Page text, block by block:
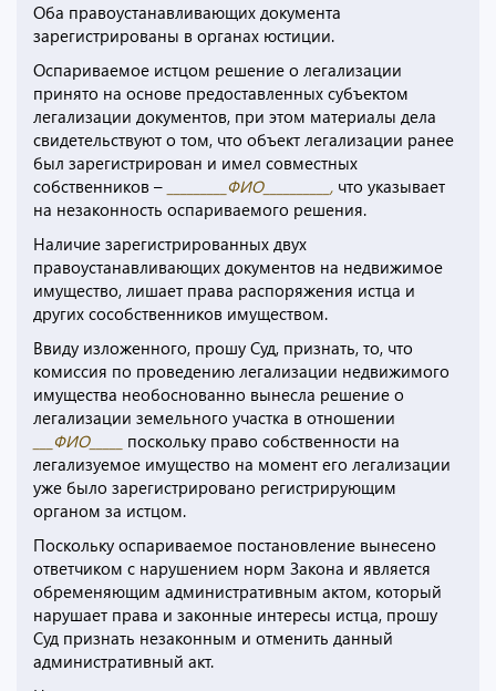
Оба правоустанавливающих документа
зарегистрированы в органах юстиции.
Оспариваемое истцом решение о легализации
принято на основе предоставленных субъектом
легализации документов, при этом материалы дела
свидетельствуют о том, что объект легализации ранее
был зарегистрирован и имел совместных
собственников –
_________ФИО__________, что указывает
на незаконность оспариваемого решения.
Наличие зарегистрированных двух
правоустанавливающих документов на недвижимое
имущество, лишает права распоряжения истца и
других сособственников имуществом.
Ввиду изложенного, прошу Суд, признать, то, что
комиссия по проведению легализации недвижимого
имущества необоснованно вынесла решение о
легализации земельного участка в отношении
___ФИО_____
поскольку право собственности на
легализуемое имущество на момент его легализации
уже было зарегистрировано регистрирующим
органом за истцом.
Поскольку оспариваемое постановление вынесено
ответчиком с нарушением норм Закона и является
обременяющим административным актом, который
нарушает права и законные интересы истца, прошу
Суд признать незаконным и отменить данный
административный акт.